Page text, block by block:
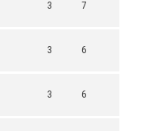
3 7
3 6
3 6